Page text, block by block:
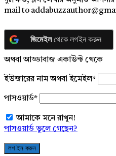
mail to
জিমেইলথেকে লগইন করুন
অথবা আড্ডাবাজ একাউন্ট থেকে
ইউজারের নাম অথবা ইমেইল*
পাসওয়ার্ড*
আমাকে মনে রাখুন!
পাসওয়ার্ড ভুলে গেছেন?